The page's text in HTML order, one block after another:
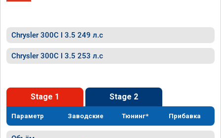
Chrysler 300C I 3.5 249 л.с
Chrysler 300C I 3.5 253 л.с
Stage 1 Stage 2
Параметр Заводские Тюнинг* Прибавка